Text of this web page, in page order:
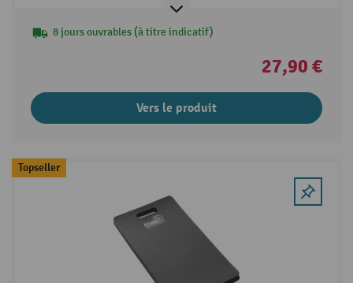
8 jours ouvrables (à titre indicatif)
27,90 €
Vers le produit
Topseller